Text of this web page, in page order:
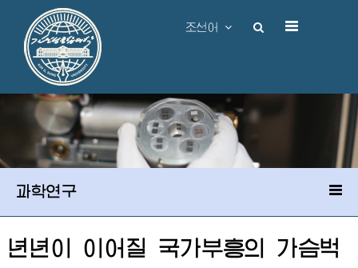
조선어
과학연구
년년이 이어질 국가부흥의 가슴벅